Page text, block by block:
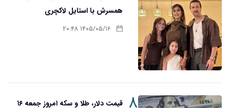
همسرش با استایل لاکچری
۱۴۰۵/۰۵/۱۶ ۲۰:۴۸
قیمت دلار، طلا و سکه امروز جمعه ۱۶